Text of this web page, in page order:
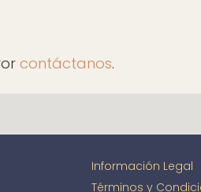
contáctanos.
Información Legal
Términos y